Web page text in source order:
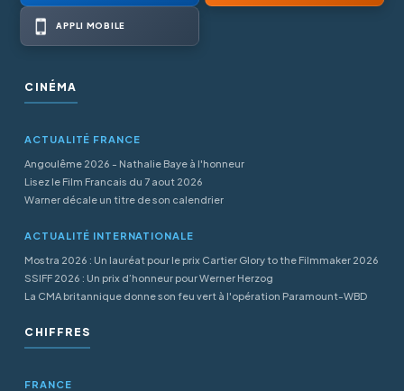
APPLI MOBILE
CINÉMA
ACTUALITÉ FRANCE
Angoulême 2026 - Nathalie Baye à l'honneur
Lisez le Film Francais du 7 aout 2026
Warner décale un titre de son calendrier
ACTUALITÉ INTERNATIONALE
Mostra 2026 : Un lauréat pour le prix Cartier Glory to the Filmmaker 2026
SSIFF 2026 : Un prix d’honneur pour Werner Herzog
La CMA britannique donne son feu vert à l'opération Paramount-WBD
CHIFFRES
FRANCE